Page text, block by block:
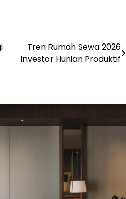
Tren Rumah Sewa 2026
Investor Hunian Produktif